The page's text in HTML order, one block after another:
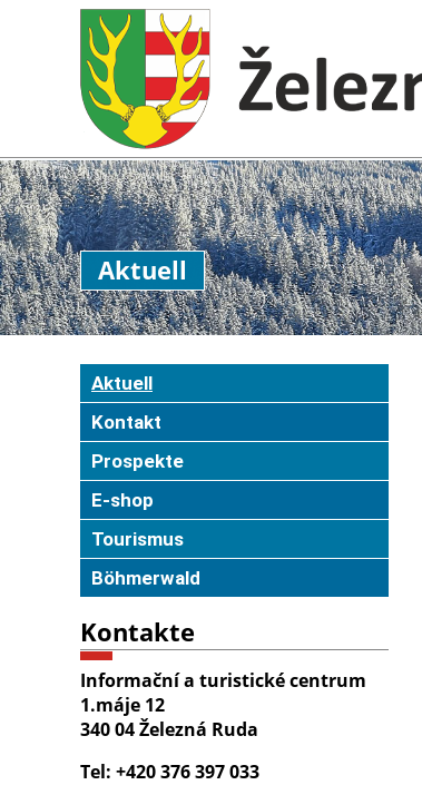
Aktuell
Aktuell
Kontakt
Prospekte
E-shop
Tourismus
Böhmerwald
Kontakte
Informační a turistické centrum
1.máje 12
340 04 Železná Ruda
Tel: +420 376 397 033